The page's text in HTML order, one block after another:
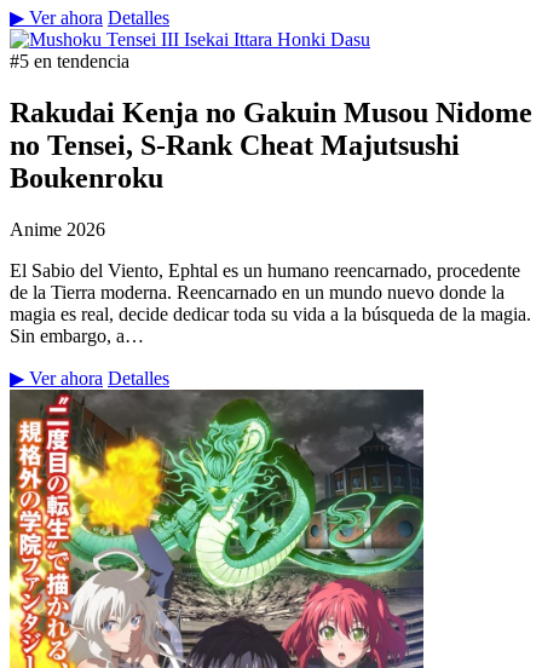
▶ Ver ahora Detalles
#5 en tendencia
Rakudai Kenja no Gakuin Musou Nidome
no Tensei, S-Rank Cheat Majutsushi
Boukenroku
Anime 2026
El Sabio del Viento, Ephtal es un humano reencarnado, procedente
de la Tierra moderna. Reencarnado en un mundo nuevo donde la
magia es real, decide dedicar toda su vida a la búsqueda de la magia.
Sin embargo, a…
▶ Ver ahora Detalles